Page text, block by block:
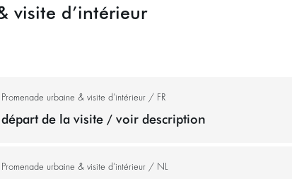
visite d’intérieur
Promenade urbaine & visite d’intérieur / FR
départ de la visite / voir description
Promenade urbaine & visite d’intérieur / NL